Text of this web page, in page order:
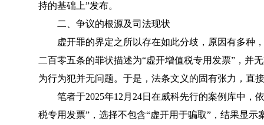
持的基础上”发布。
二、争议的根源及司法现状
虚开罪的界定之所以存在如此分歧，原因有多种
二百零五条的罪状描述为“虚开增值税专用发票”，并
为行为犯并无问题。于是，法条文义的固有张力，直
笔者于2025年12月24日在威科先行的案例库中，依
税专用发票”，选择不包含“虚开用于骗取”，结果显